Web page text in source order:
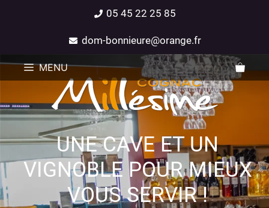
05 45 22 25 85
dom-bonnieure@orange.fr
MENU
UNE CAVE ET UN
VIGNOBLE POUR MIEUX
VOUS SERVIR !